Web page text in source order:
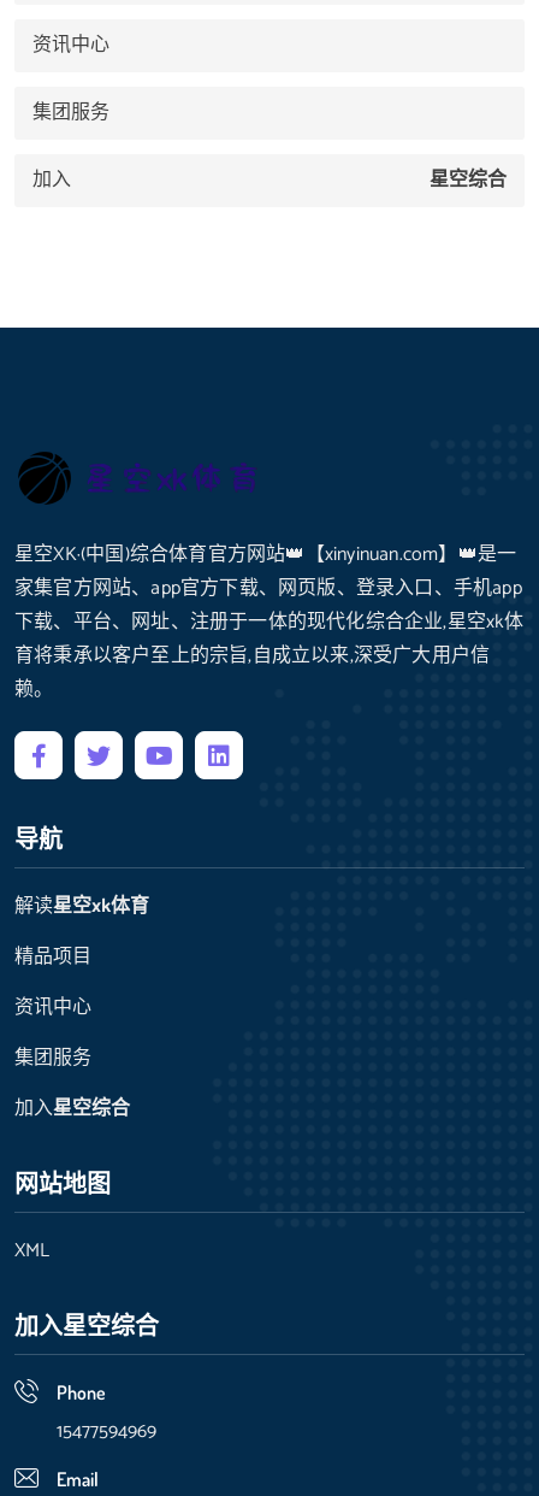
资讯中心
集团服务
加入 星空综合
星空XK·(中国)综合体育官方网站👑【xinyinuan.com】👑是一
家集官方网站、app官方下载、网页版、登录入口、手机app
下载、平台、网址、注册于一体的现代化综合企业,星空xk体
育将秉承以客户至上的宗旨,自成立以来,深受广大用户信
赖。
导航
解读星空xk体育
精品项目
资讯中心
集团服务
加入星空综合
网站地图
XML
加入星空综合
Phone
15477594969
Email